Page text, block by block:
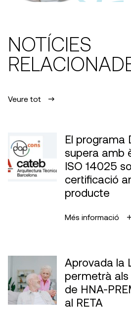
NOTÍCIES
Veure tot
El programa
supera amb
ISO 14025
certificació
producte
Més informació
Aprovada la
permetrà
de HNA-
al RETA